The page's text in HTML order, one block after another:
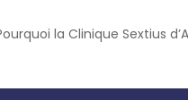
la Clinique Sextius